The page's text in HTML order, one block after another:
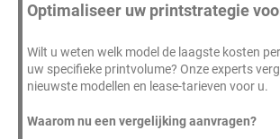
Optimaliseer uw printstrategie
Wilt u weten welk model de laagste kosten
uw specifieke printvolume? Onze experts
nieuwste modellen en lease-tarieven voor u.
Waarom nu een vergelijking aanvragen?